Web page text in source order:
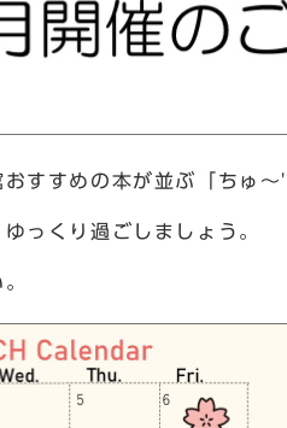
おすすめの本が並ぶ「ち
っくり過ごしましょう。